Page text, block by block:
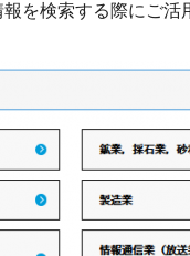
を検索する際にご活